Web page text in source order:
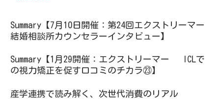
Summary【7月10日開催：第24回エクストリーマー
結婚相談所カウンセラーインタビュー】
Summary【1月29開催：エクストリーマー ICLで
の視力矯正を促す口コミのチカラ㉓】
産学連携で読み解く、次世代消費のリアル